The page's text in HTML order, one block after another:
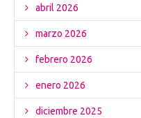
abril 2026
marzo 2026
febrero 2026
enero 2026
diciembre 2025